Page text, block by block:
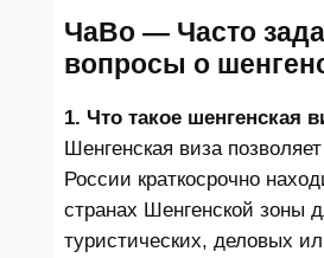
ЧаВо — Часто
вопросы о
1. Что такое шенгенская
Шенгенская виза
России краткосрочно
странах Шенгенской зоны
туристических, деловых